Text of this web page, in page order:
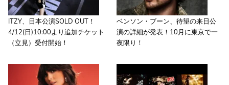
ITZY、日本公演SOLD OUT！
4/12(日)10:00より追加チケット
（立見）受付開始！
ベンソン・ブーン、待望の来日公
演の詳細が発表！10月に東京で一
夜限り！